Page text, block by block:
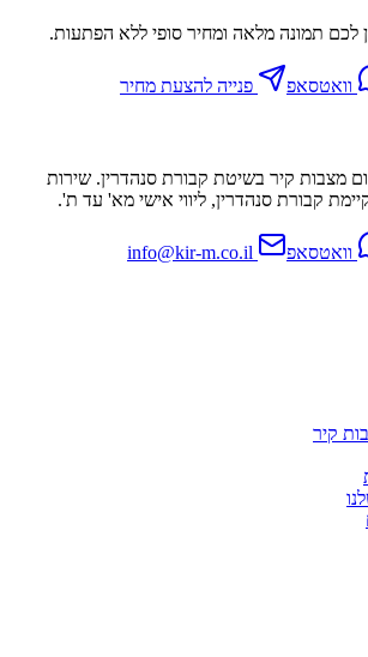
לכם תמונה מלאה ומחיר סופי ללא הפתעות.
וואטסאפ פנייה להצעת מחיר
מצבות קיר בשיטת קבורת סנהדרין. שירות
קבורת סנהדרין, ליווי אישי מא' עד ת'.
וואטסאפ
קיר